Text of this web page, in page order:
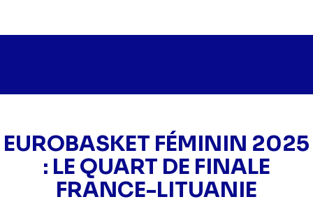
EUROBASKET FÉMININ 2025
: LE QUART DE FINALE
FRANCE-LITUANIE